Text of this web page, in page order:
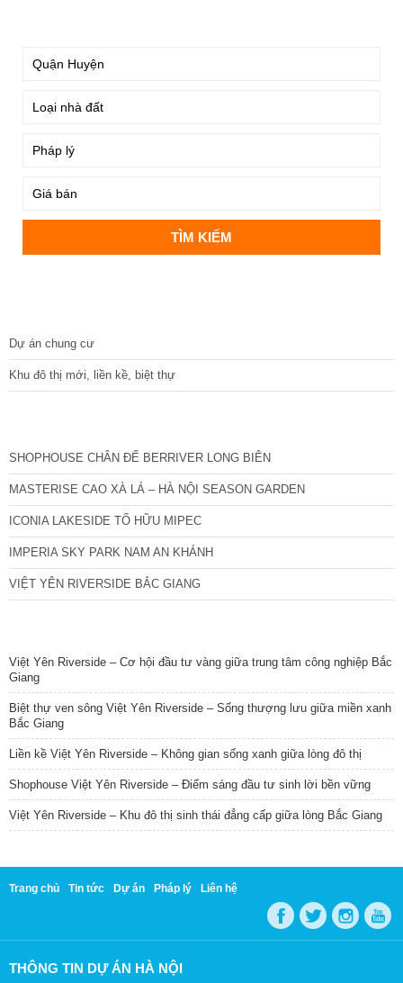
Dự án chung cư
Khu đô thị mới, liền kề, biệt thự
SHOPHOUSE CHÂN ĐẾ BERRIVER LONG BIÊN
MASTERISE CAO XÀ LÁ – HÀ NỘI SEASON GARDEN
ICONIA LAKESIDE TỐ HỮU MIPEC
IMPERIA SKY PARK NAM AN KHÁNH
VIỆT YÊN RIVERSIDE BẮC GIANG
Việt Yên Riverside – Cơ hội đầu tư vàng giữa trung tâm công nghiệp Bắc
Giang
Biệt thự ven sông Việt Yên Riverside – Sống thượng lưu giữa miền xanh
Bắc Giang
Liền kề Việt Yên Riverside – Không gian sống xanh giữa lòng đô thị
Shophouse Việt Yên Riverside – Điểm sáng đầu tư sinh lời bền vững
Việt Yên Riverside – Khu đô thị sinh thái đẳng cấp giữa lòng Bắc Giang
Trang chủ Tin tức Dự án Pháp lý Liên hệ
THÔNG TIN DỰ ÁN HÀ NỘI